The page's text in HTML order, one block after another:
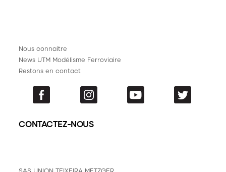
Nous connaitre
News UTM Modélisme Ferroviaire
Restons en contact
CONTACTEZ-NOUS
SAS UNION TEIXEIRA METZGER